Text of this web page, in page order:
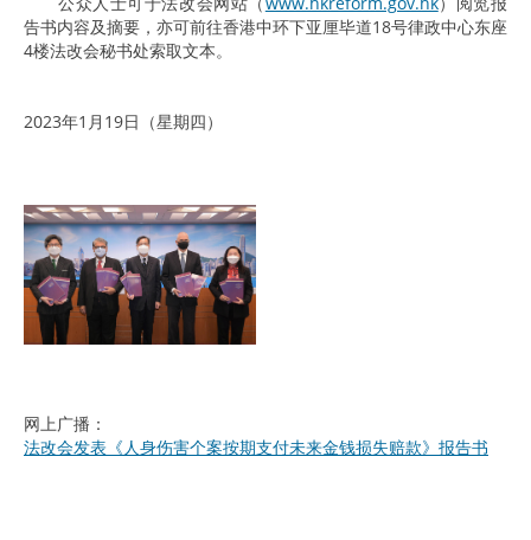
告书内容及摘要，亦可前往香港中环下亚厘毕道18号律政中心东座
4楼法改会秘书处索取文本。
2023年1月19日（星期四）
网上广播：
法改会发表《人身伤害个案按期支付未来金钱损失赔款》报告书